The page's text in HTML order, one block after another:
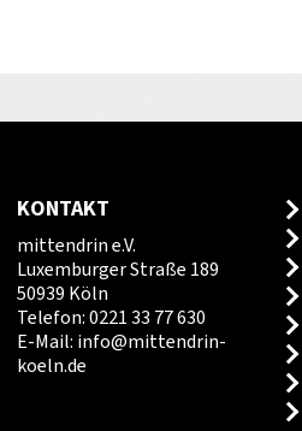
KONTAKT
mittendrin e.V.
Luxemburger Straße 189
50939 Köln
Telefon: 0221 33 77 630
E-Mail: info@mittendrin-
koeln.de